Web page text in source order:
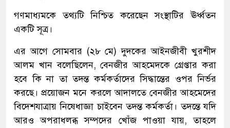
গণমাধ্যমকে তথ্যটি নিশ্চিত করেছেন সংস্থাটির ঊর্ধ্বতন
একটি সূত্র।
এর আগে সোমবার (২৮ মে) দুদকের আইনজীবী খুরশীদ
আলম খান বলেছিলেন, বেনজীর আহমেদকে গ্রেপ্তার করা
হবে কি না তা তদন্ত কর্মকর্তাদের সিদ্ধান্তের ওপর নির্ভর
করছে। প্রয়োজন মনে করলে আদালতে বেনজীর আহমেদের
বিদেশযাত্রায় নিষেধাজ্ঞা চাইবেন তদন্ত কর্মকর্তা। তদন্তে যদি
আরও অপরাধলব্ধ সম্পদের খোঁজ পাওয়া যায়, তাহলে